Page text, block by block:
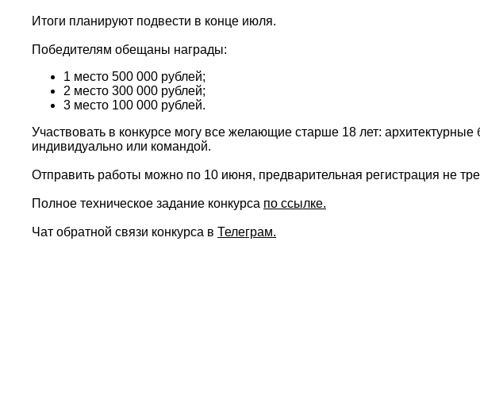
Итоги планируют подвести в конце июля.
Победителям обещаны награды:
1 место 500 000 рублей;
2 место 300 000 рублей;
3 место 100 000 рублей.
Участвовать в конкурсе могу все желающие старше 18 лет:
индивидуально или командой.
Отправить работы можно по 10 июня, предварительная регистрация не
Полное техническое задание конкурса по ссылке.
Чат обратной связи конкурса в Телеграм.